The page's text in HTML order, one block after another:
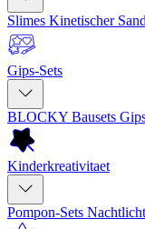
Slimes Kinetischer Sand
Gips-Sets
BLOCKY Bausets
Kinderkreativitaet
Pompon-Sets